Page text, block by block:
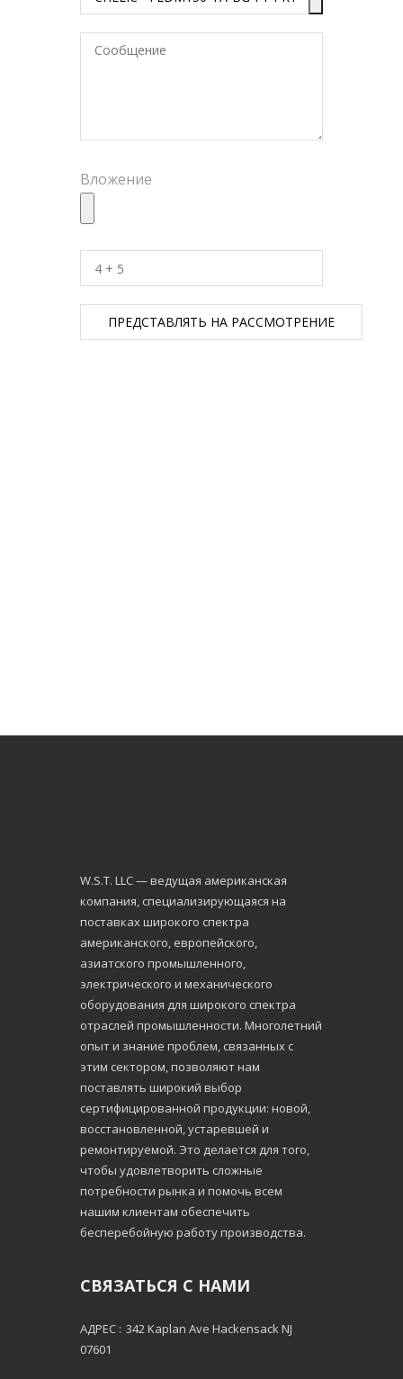
Вложение
W.S.Т. LLC — ведущая американская
компания, специализирующаяся на
поставках широкого спектра
американского, европейского,
азиатского промышленного,
электрического и механического
оборудования для широкого спектра
отраслей промышленности. Многолетний
опыт и знание проблем, связанных с
этим сектором, позволяют нам
поставлять широкий выбор
сертифицированной продукции: новой,
восстановленной, устаревшей и
ремонтируемой. Это делается для того,
чтобы удовлетворить сложные
потребности рынка и помочь всем
нашим клиентам обеспечить
бесперебойную работу производства.
СВЯЗАТЬСЯ С НАМИ
АДРЕС : 342 Kaplan Ave Hackensack NJ
07601